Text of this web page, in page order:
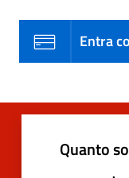
Entra
Quanto